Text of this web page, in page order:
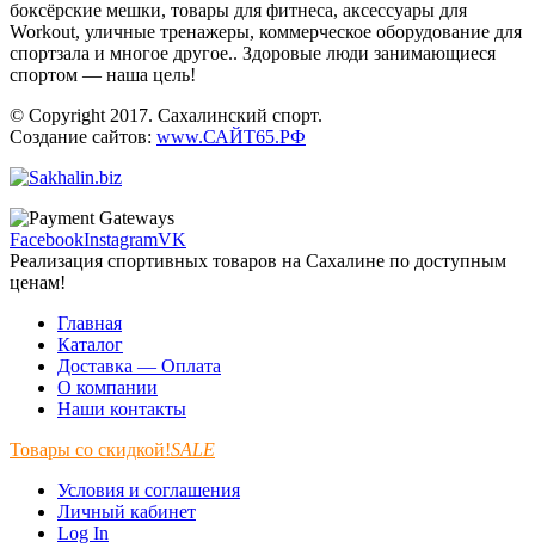
боксёрские мешки, товары для фитнеса, аксессуары для
Workout, уличные тренажеры, коммерческое оборудование для
спортзала и многое другое.. Здоровые люди занимающиеся
спортом — наша цель!
© Copyright 2017. Сахалинский спорт.
Создание сайтов: www.САЙТ65.РФ
FacebookInstagramVK
Реализация спортивных товаров на Сахалине по доступным
ценам!
Главная
Каталог
Доставка — Оплата
О компании
Наши контакты
Товары со скидкой!SALE
Условия и соглашения
Личный кабинет
Log In